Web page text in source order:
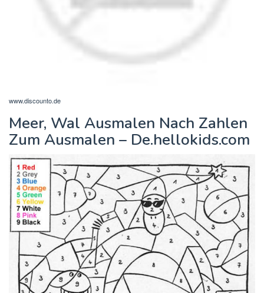
www.discounto.de
Meer, Wal Ausmalen Nach Zahlen
Zum Ausmalen – De.hellokids.com